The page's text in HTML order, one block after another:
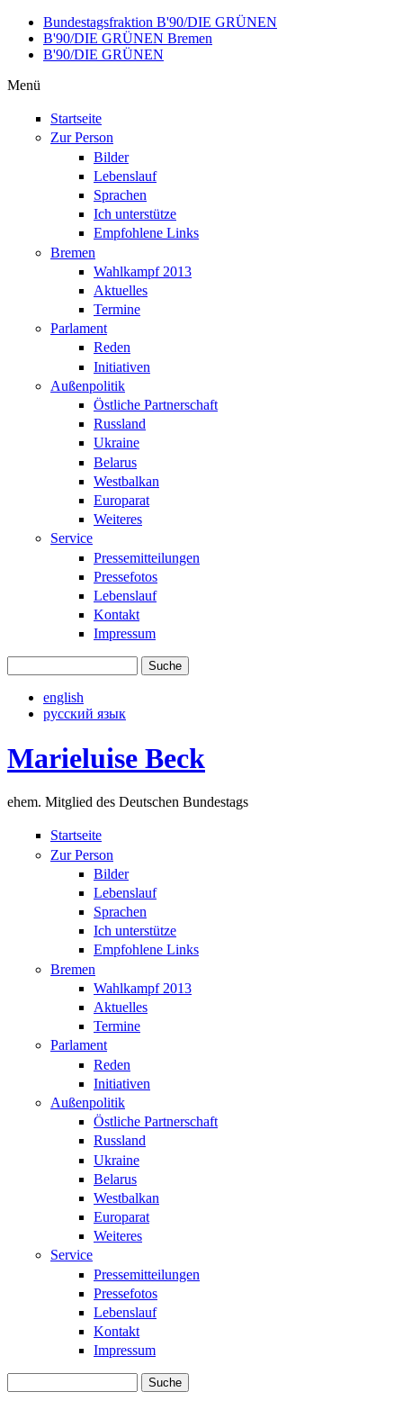
Direkt zum Inhalt
Bundestagsfraktion B'90/DIE GRÜNEN
B'90/DIE GRÜNEN Bremen
B'90/DIE GRÜNEN
Menü
Startseite
Zur Person
Bilder
Lebenslauf
Sprachen
Ich unterstütze
Empfohlene Links
Bremen
Wahlkampf 2013
Aktuelles
Termine
Parlament
Reden
Initiativen
Außenpolitik
Östliche Partnerschaft
Russland
Ukraine
Belarus
Westbalkan
Europarat
Weiteres
Service
Pressemitteilungen
Pressefotos
Lebenslauf
Kontakt
Impressum
english
русский язык
Marieluise Beck
ehem. Mitglied des Deutschen Bundestags
Startseite
Zur Person
Bilder
Lebenslauf
Sprachen
Ich unterstütze
Empfohlene Links
Bremen
Wahlkampf 2013
Aktuelles
Termine
Parlament
Reden
Initiativen
Außenpolitik
Östliche Partnerschaft
Russland
Ukraine
Belarus
Westbalkan
Europarat
Weiteres
Service
Pressemitteilungen
Pressefotos
Lebenslauf
Kontakt
Impressum